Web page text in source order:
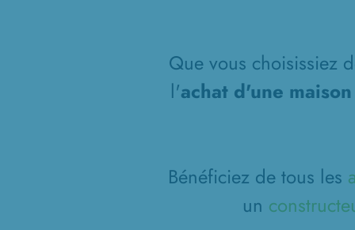
Que vous choisissiez
l'achat d'une
Bénéficiez de tous les
un